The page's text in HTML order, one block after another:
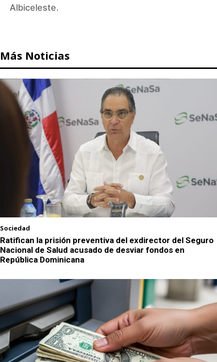
Albiceleste.
Más Noticias
Sociedad
Ratifican la prisión preventiva del exdirector del Seguro
Nacional de Salud acusado de desviar fondos en
República Dominicana